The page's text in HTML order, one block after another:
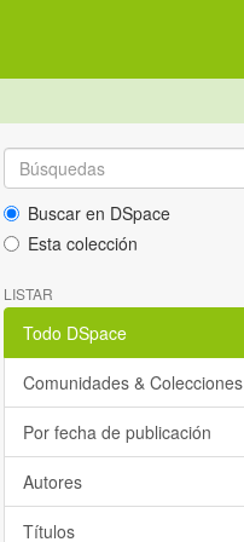
Buscar en DSpace
Esta colección
LISTAR
Todo DSpace
Comunidades & Colecciones
Por fecha de publicación
Autores
Títulos